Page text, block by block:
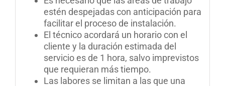
estén despejadas con anticipación para
facilitar el proceso de instalación.
El técnico acordará un horario con el
cliente y la duración estimada del
servicio es de 1 hora, salvo imprevistos
que requieran más tiempo.
Las labores se limitan a las que una